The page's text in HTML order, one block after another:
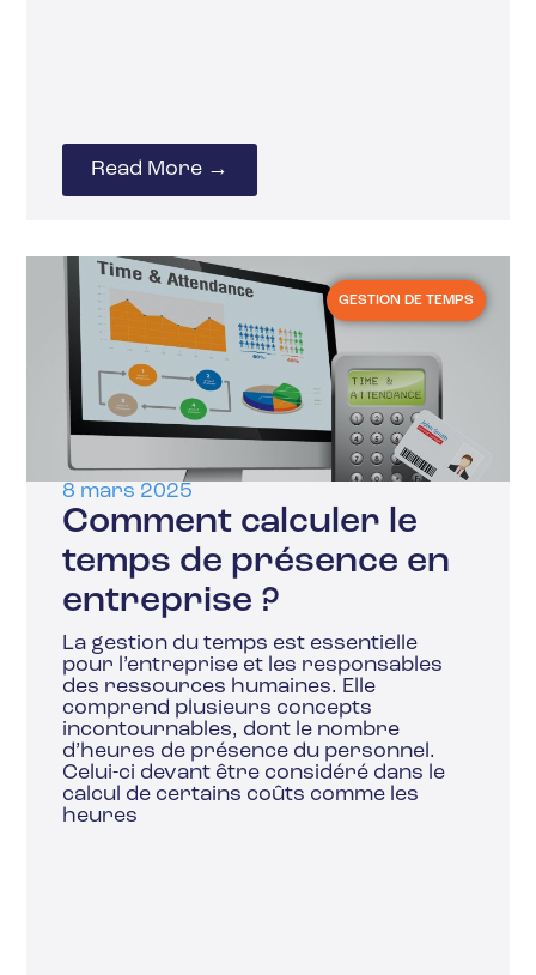
Read More →
GESTION DE TEMPS
8 mars 2025
Comment calculer le
temps de présence en
entreprise ?
La gestion du temps est essentielle
pour l’entreprise et les responsables
des ressources humaines. Elle
comprend plusieurs concepts
incontournables, dont le nombre
d’heures de présence du personnel.
Celui-ci devant être considéré dans le
calcul de certains coûts comme les
heures